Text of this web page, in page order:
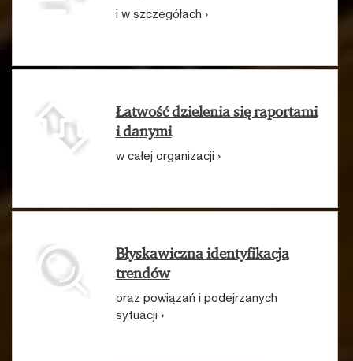
i w szczegółach ›
Łatwość dzielenia się raportami
i danymi
w całej organizacji ›
Błyskawiczna identyfikacja
trendów
oraz powiązań i podejrzanych
sytuacji ›